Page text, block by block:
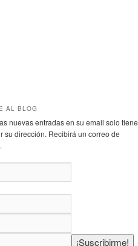
AL BLOG
nuevas entradas en su email solo tiene
su dirección. Recibirá un correo de